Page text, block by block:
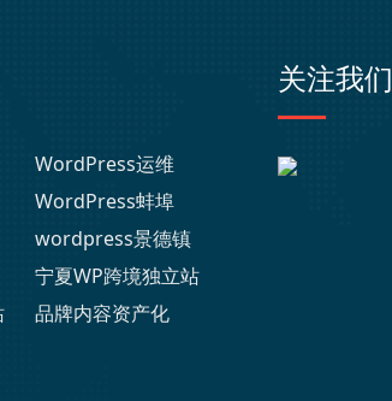
WordPress运维
WordPress蚌埠
wordpress景德镇
宁夏WP跨境独立站
品牌内容资产化
关注我们